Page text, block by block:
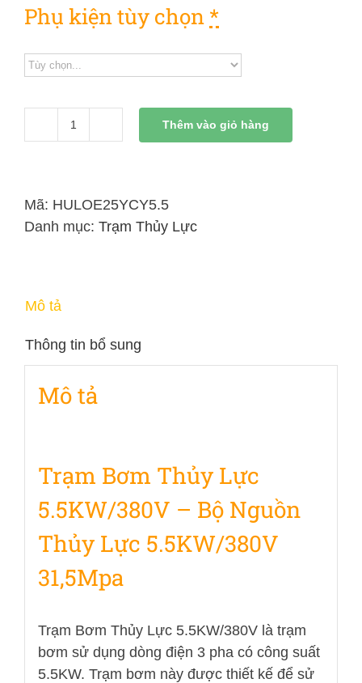
Phụ kiện tùy chọn *
Trạm
Lực
5.5KW/380V
5.5KW/380V
số
Thêm vào giỏ hàng
Mã: HULOE25YCY5.5
Danh mục: Trạm Thủy Lực
Mô tả
Thông tin bổ sung
Mô tả
Trạm Bơm Thủy Lực
5.5KW/380V – Bộ Nguồn
Thủy Lực 5.5KW/380V
31,5Mpa
Trạm Bơm Thủy Lực 5.5KW/380V là trạm
bơm sử dụng dòng điện 3 pha có công suất
5.5KW. Trạm bơm này được thiết kế để sử